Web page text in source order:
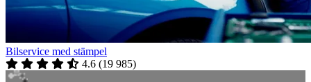
Bilservice med stämpel
4.6 (19 985)